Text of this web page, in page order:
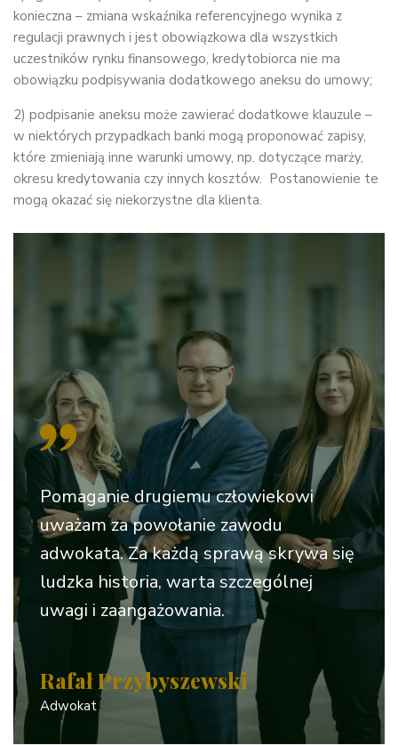
konieczna – zmiana wskaźnika referencyjnego wynika z
regulacji prawnych i jest obowiązkowa dla wszystkich
uczestników rynku finansowego, kredytobiorca nie ma
obowiązku podpisywania dodatkowego aneksu do umowy;
2) podpisanie aneksu może zawierać dodatkowe klauzule –
w niektórych przypadkach banki mogą proponować zapisy,
które zmieniają inne warunki umowy, np. dotyczące marży,
okresu kredytowania czy innych kosztów. Postanowienie te
mogą okazać się niekorzystne dla klienta.
Pomaganie drugiemu człowiekowi
uważam za powołanie zawodu
adwokata. Za każdą sprawą skrywa się
ludzka historia, warta szczególnej
uwagi i zaangażowania.
Rafał Przybyszewski
Adwokat